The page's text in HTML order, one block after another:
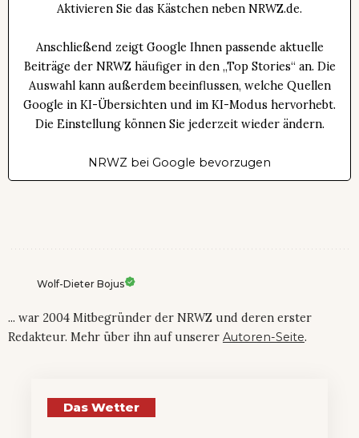
Aktivieren Sie das Kästchen neben NRWZ.de.
Anschließend zeigt Google Ihnen passende aktuelle
Beiträge der NRWZ häufiger in den „Top Stories“ an. Die
Auswahl kann außerdem beeinflussen, welche Quellen
Google in KI-Übersichten und im KI-Modus hervorhebt.
Die Einstellung können Sie jederzeit wieder ändern.
NRWZ bei Google bevorzugen
Wolf-Dieter Bojus
... war 2004 Mitbegründer der NRWZ und deren erster
Redakteur. Mehr über ihn auf unserer Autoren-Seite.
Das Wetter